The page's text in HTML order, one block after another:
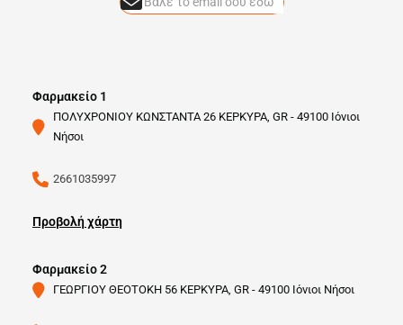
Φαρμακείο 1
ΠΟΛΥΧΡΟΝΙΟΥ ΚΩΝΣΤΑΝΤΑ 26 ΚΕΡΚΥΡΑ, GR - 49100 Ιόνιοι
Νήσοι
2661035997
Προβολή χάρτη
Φαρμακείο 2
ΓΕΩΡΓΙΟΥ ΘΕΟΤΟΚΗ 56 ΚΕΡΚΥΡΑ, GR - 49100 Ιόνιοι Νήσοι